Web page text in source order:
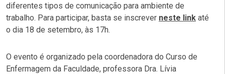
diferentes tipos de comunicação para ambiente de
trabalho. Para participar, basta se inscrever neste link até
o dia 18 de setembro, às 17h.
O evento é organizado pela coordenadora do Curso de
Enfermagem da Faculdade, professora Dra. Lívia